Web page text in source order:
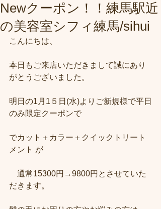
Newクーポン！！練馬駅近
の美容室シフィ練馬/sihui
こんにちは、
本日もご来店いただきまして誠にあり
がとうございました。
明日の1月1５日(水)よりご新規様で平日
のみ限定クーポンで
でカット＋カラー＋クイックトリート
メント が
通常15300円→9800円とさせていた
だきます。